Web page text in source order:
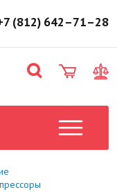
на
(812) 642–71–28